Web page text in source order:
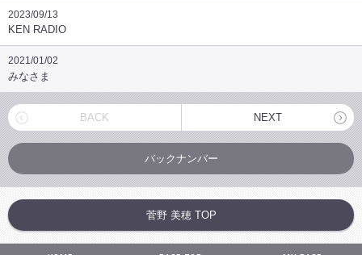
2023/09/13
KEN RADIO
2021/01/02
みなさま
BACK NEXT
バックナンバー
菅野 美穂 TOP